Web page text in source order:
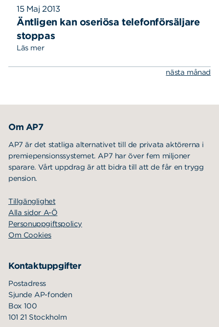
15 Maj 2013
Äntligen kan oseriösa telefonförsäljare
stoppas
Läs mer
nästa månad
Om AP7
AP7 är det statliga alternativet till de privata aktörerna i
premiepensionssystemet. AP7 har över fem miljoner
sparare. Vårt uppdrag är att bidra till att de får en trygg
pension.
Tillgänglighet
Alla sidor A-Ö
Personuppgiftspolicy
Om Cookies
Kontaktuppgifter
Postadress
Sjunde AP-fonden
Box 100
101 21 Stockholm